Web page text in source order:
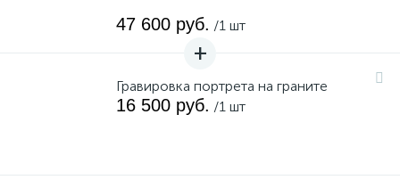
47 600 руб. /1 шт
Гравировка портрета на граните
16 500 руб. /1 шт